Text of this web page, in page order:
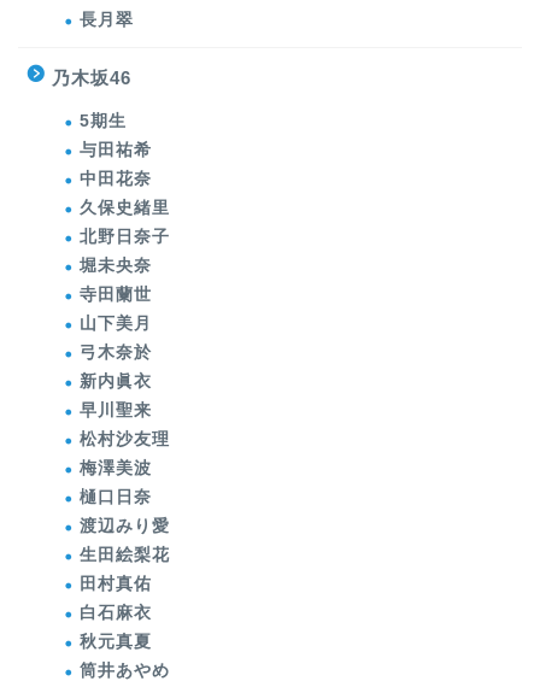
長月翠
乃木坂46
5期生
与田祐希
中田花奈
久保史緒里
北野日奈子
堀未央奈
寺田蘭世
山下美月
弓木奈於
新内眞衣
早川聖来
松村沙友理
梅澤美波
樋口日奈
渡辺みり愛
生田絵梨花
田村真佑
白石麻衣
秋元真夏
筒井あやめ